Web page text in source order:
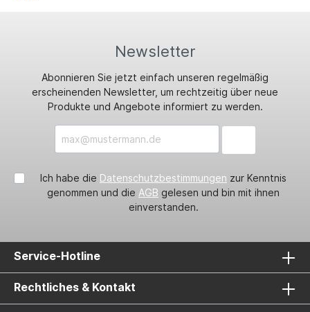
Newsletter
Abonnieren Sie jetzt einfach unseren regelmäßig
erscheinenden Newsletter, um rechtzeitig über neue
Produkte und Angebote informiert zu werden.
Ich habe die Datenschutzbestimmungen zur Kenntnis
genommen und die AGB gelesen und bin mit ihnen
einverstanden.
Service-Hotline
Rechtliches & Kontakt